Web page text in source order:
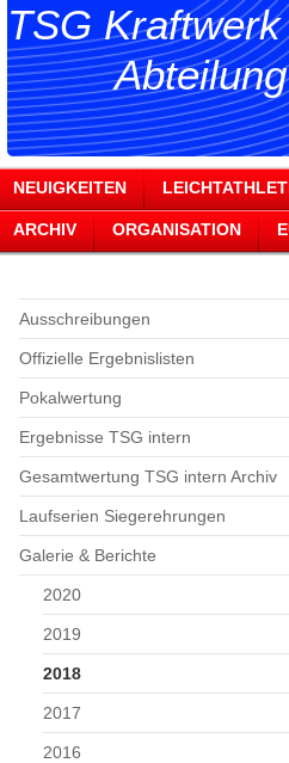
TSG
Abteilung
NEUIGKEITEN
ARCHIV ORGANISATION
Ausschreibungen
Offizielle Ergebnislisten
Pokalwertung
Ergebnisse TSG intern
Gesamtwertung TSG intern Archiv
Laufserien Siegerehrungen
Galerie & Berichte
2020
2019
2018
2017
2016